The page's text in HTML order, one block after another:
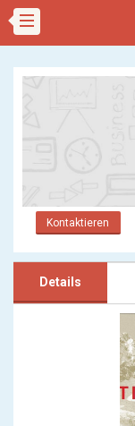
Kontaktieren
Details